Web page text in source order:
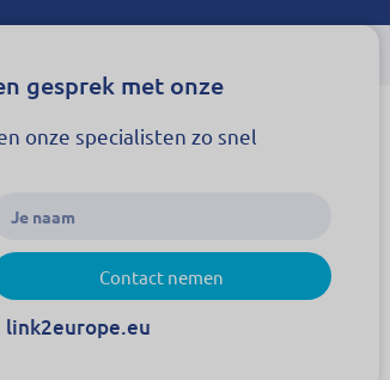
gesprek met onze
onze specialisten zo snel
Contact nemen
link2europe.eu